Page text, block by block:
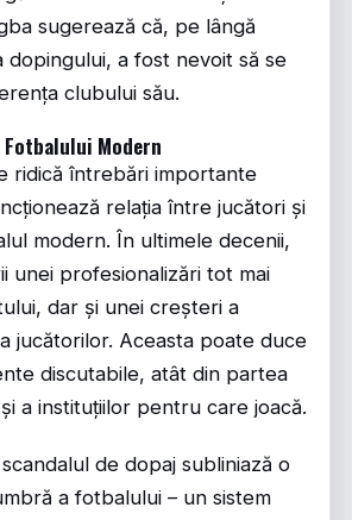
sugerează că, pe lângă
dopingului, a fost nevoit să se
clubului său.
Fotbalului Modern
ridică întrebări importante
relația între jucători și
modern. În ultimele decenii,
unei profesionalizări tot mai
dar și unei creșteri a
jucătorilor. Aceasta poate duce
discutabile, atât din partea
a instituțiilor pentru care joacă.
de dopaj subliniază o
a fotbalului – un sistem